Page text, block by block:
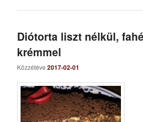
Diótorta liszt nélkül,
krémmel
Közzétéve2017-02-01